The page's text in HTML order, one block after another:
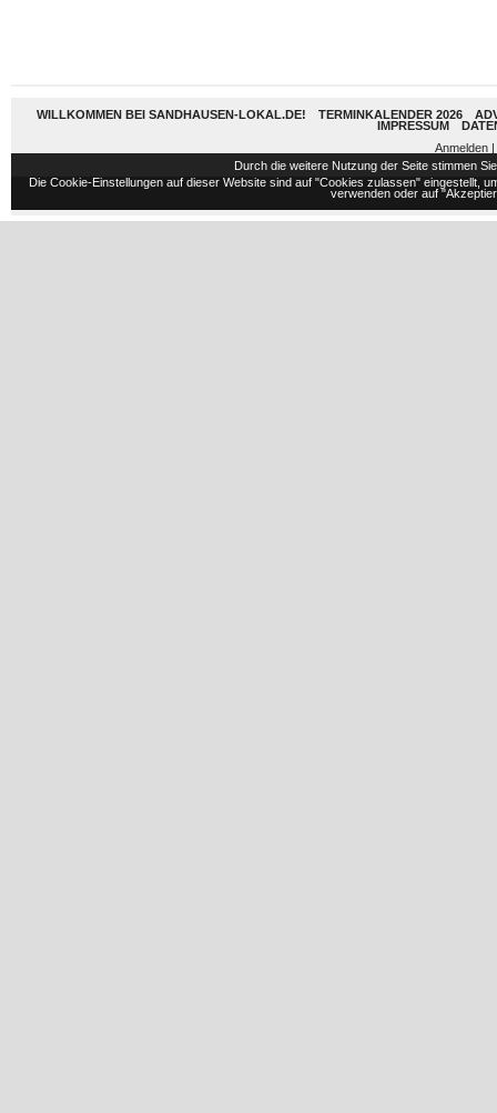
WILLKOMMEN BEI SANDHAUSEN-LOKAL.DE! TERMINKALENDER 2026
IMPRESSUM
Anmelden
Durch die weitere Nutzung der Seite stimmen
Die Cookie-Einstellungen auf dieser Website sind auf "Cookies zulassen" eingestellt,
verwenden oder auf